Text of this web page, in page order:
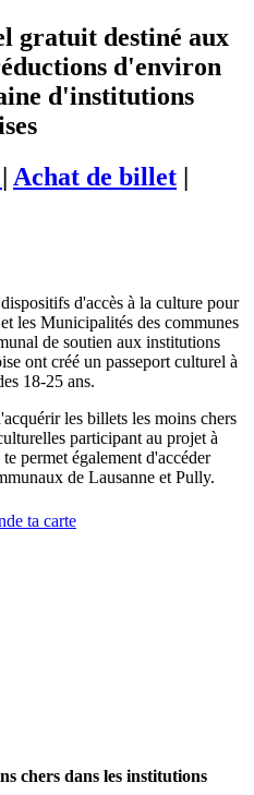
gratuit destiné aux
d'environ
d'institutions
| Achat de billet |
d'accès à la culture pour
les Municipalités des communes
de soutien aux institutions
ont créé un passeport culturel à
18-25 ans.
les billets les moins chers
participant au projet à
permet également d'accéder
de Lausanne et Pully.
ta carte
chers dans les institutions